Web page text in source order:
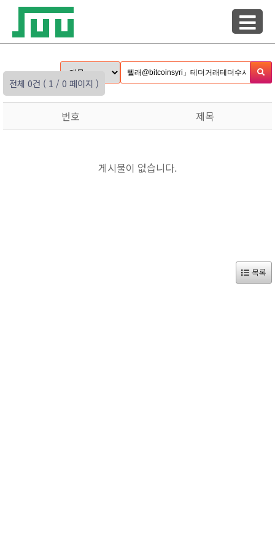
전체 0건 ( 1 / 0 페이지 )
번호 제목
게시물이 없습니다.
목록